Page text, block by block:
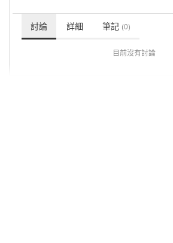
討論 詳細 筆記 (0)
目前沒有討論